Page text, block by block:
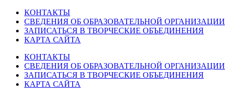
КОНТАКТЫ
СВЕДЕНИЯ ОБ ОБРАЗОВАТЕЛЬНОЙ ОРГАНИЗАЦИИ
ЗАПИСАТЬСЯ В ТВОРЧЕСКИЕ ОБЪЕДИНЕНИЯ
КАРТА САЙТА
КОНТАКТЫ
СВЕДЕНИЯ ОБ ОБРАЗОВАТЕЛЬНОЙ ОРГАНИЗАЦИИ
ЗАПИСАТЬСЯ В ТВОРЧЕСКИЕ ОБЪЕДИНЕНИЯ
КАРТА САЙТА